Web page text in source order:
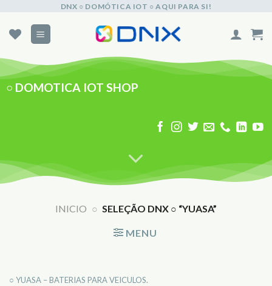
content
DNX ○ DOMÓTICA IOT ○ AQUI PARA SI!
○ DOMOTICA IOT SHOP
INICIO ○ SELEÇÃO DNX ○ “YUASA”
MENU
○ YUASA – BATERIAS PARA VEICULOS.